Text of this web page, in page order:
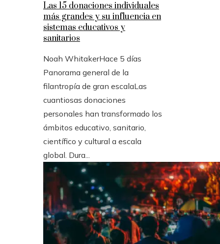
Las 15 donaciones individuales
más grandes y su influencia en
sistemas educativos y
sanitarios
Noah WhitakerHace 5 días
Panorama general de la
filantropía de gran escalaLas
cuantiosas donaciones
personales han transformado los
ámbitos educativo, sanitario,
científico y cultural a escala
global. Dura...